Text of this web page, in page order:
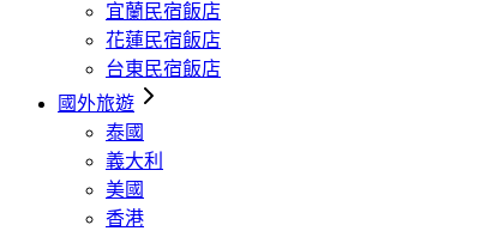
宜蘭民宿飯店
花蓮民宿飯店
台東民宿飯店
國外旅遊
泰國
義大利
美國
香港